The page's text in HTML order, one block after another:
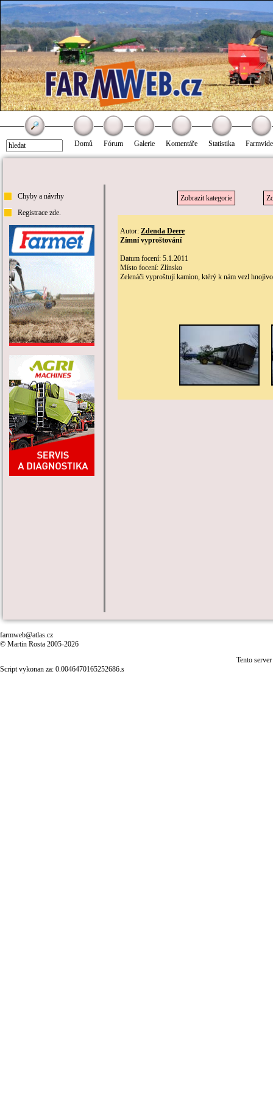
Domů Fórum Galerie Komentáře Statistika
Chyby a návrhy
Registrace zde.
Zobrazit kategorie
Autor: Zdenda Deere
Zímní vyproštování
Datum focení: 5.1.2011
Místo focení: Zlínsko
Zelenáči vyproštují kamion, ktérý k nám vezl
farmweb@atlas.cz
© Martin Rosta 2005-2026
Tento
Script vykonan za: 0.0046470165252686.s